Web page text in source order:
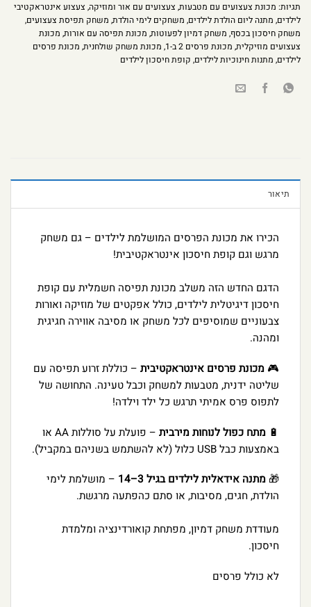
תגיות: מכונת צעצועים עם מטבעות, צעצועים עם אור ומוזיקה, צעצוע אינטראקטיבי
לילדים, מתנה ליום הולדת לילדים, משחקים לימי הולדת, משחק תפיסת צעצועים,
משחק חיסכון בכסף, משחק דמיון לפעוטות, מכונת תפיסה עם אורות, מכונת
צעצועים מוזיקלית, מכונת פרסים 2 ב-1 , מכונת משחק שולחנית, מכונת פרסים
לילדים, מתנות חינוכיות לילדים, קופת חיסכון לילדים
תיאור
הכירו את מכונת הפרסים המושלמת לילדים – גם משחק
מרגש וגם קופת חיסכון אינטראקטיבית!
הדגם החדש הזה משלב מכונת תפיסה חשמלית עם קופת
חיסכון דיגיטלית לילדים, כולל אפקטים של מוזיקה ואורות
צבעוניים שמוסיפים לכל משחק או מסיבה אווירה חגיגית
ומהנה.
🎮 מכונת פרסים אינטראקטיבית – כוללת זרוע תפיסה עם
שליטה ידנית, מטבעות למשחק וכבל טעינה. התחושה של
לתפוס פרס אמיתי תרגש כל ילד וילדה!
🔋 מתח כפול לנוחות מירבית
– פועלת על סוללות AA או
באמצעות כבל USB כלול (לא להשתמש בשניהם במקביל).
🎁 מתנה אידאלית לילדים בגיל 3–14
– מושלמת לימי
הולדת, חגים, מסיבות, או סתם כהפתעה מרגשת.
מעודדת משחק דמיון, מפתחת קואורדינציה ומלמדת
חיסכון.
לא כולל פרסים